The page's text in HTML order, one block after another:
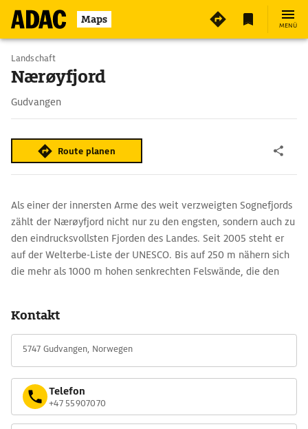
Maps MENÜ
Landschaft
Nærøyfjord
Gudvangen
Route planen
Als einer der innersten Arme des weit verzweigten Sognefjords
zählt der Nærøyfjord nicht nur zu den engsten, sondern auch zu
den eindrucksvollsten Fjorden des Landes. Seit 2005 steht er
auf der Welterbe-Liste der UNESCO. Bis auf 250 m nähern sich
die mehr als 1000 m hohen senkrechten Felswände, die den
bestaunt man die gewaltige Naturkulisse am besten von Bord
eines Ausflugsbootes oder von der Autofähre Gudvangen -
Kaupanger aus.
Kontakt
5747 Gudvangen, Norwegen
Telefon
+47 55907070